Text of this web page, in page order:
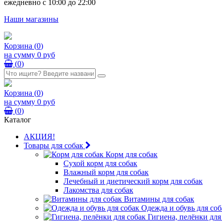
ежедневно с 10:00 до 22:00
Наши магазины
Корзина (0)
на сумму 0 руб
(0)
Корзина (0)
на сумму 0 руб
(0)
Каталог
АКЦИЯ!
Товары для собак
Корм для собак
Сухой корм для собак
Влажный корм для собак
Лечебный и диетический корм для собак
Лакомства для собак
Витамины для собак
Одежда и обувь для
Гигиена, пелёнки для